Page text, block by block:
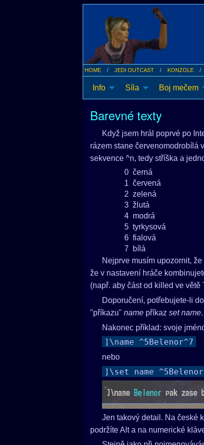
HOME JEDI OUTCAST KONZOLE
Info Síla Boj mečem
Barevné texty
Když jsem hrál poprvé po
rázem stane červenomodrobílá
sekvence ^n, tedy stříška a
0 černá
1 červená
2 zelená
3 žlutá
4 modrá
5 tyrkysová
6 fialová
7
bílá
Nejprve musím upozornit,
že v nastavení hráče
(např. aby část od killed ve
Doporučení, potřebujete-li
"příkazu" name příkaz set name.
Nakonec příklad: svoje
]\name ^5Belenor^7
nebo
]\set name
Jen takový detail. Na české
podržíte Alt a na numerické